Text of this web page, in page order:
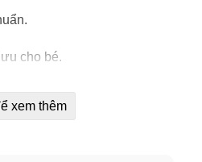
cho bé.
giác, khả năng nhận thức, trí
xem thêm